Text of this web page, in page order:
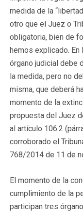
medida de la
otro que el Juez o
obligatoria, bien de
hemos explicado. En
órgano judicial debe
la medida, pero no
misma, que deberá
momento de la
propuesta del Juez
al artículo 106.2
corroborado el
768/2014 de 11 de
El momento de la
cumplimiento de la
participan tres